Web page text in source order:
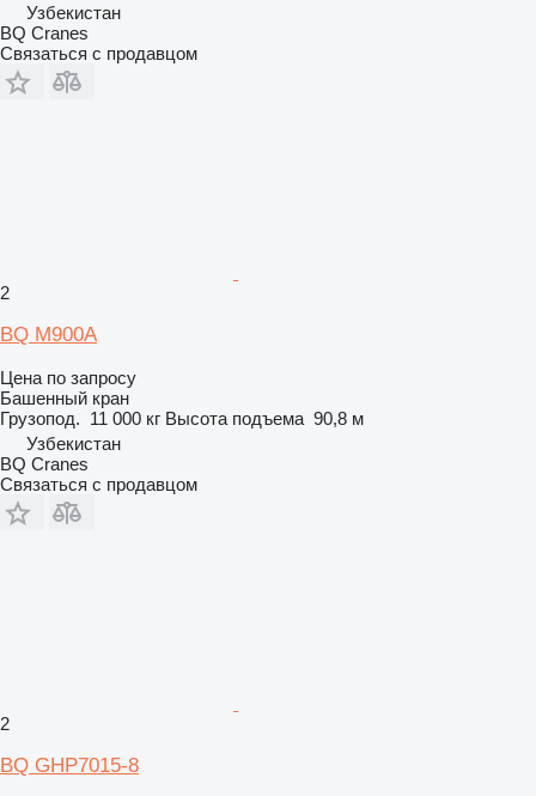
Узбекистан
BQ Cranes
Связаться с продавцом
2
BQ M900A
Цена по запросу
Башенный кран
Грузопод. 11 000 кг Высота подъема 90,8 м
Узбекистан
BQ Cranes
Связаться с продавцом
2
BQ GHP7015-8